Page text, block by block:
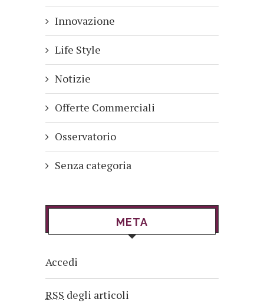
Innovazione
Life Style
Notizie
Offerte Commerciali
Osservatorio
Senza categoria
META
Accedi
RSS degli articoli